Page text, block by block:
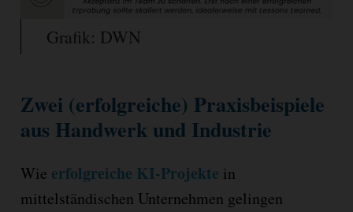
Grafik: DWN
Zwei (erfolgreiche) Praxisbeispiele
aus Handwerk und Industrie
Wie erfolgreiche KI-Projekte in
mittelständischen Unternehmen gelingen